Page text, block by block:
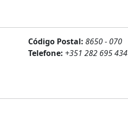
Código Postal: 8650 - 070
Telefone: +351 282 695 434